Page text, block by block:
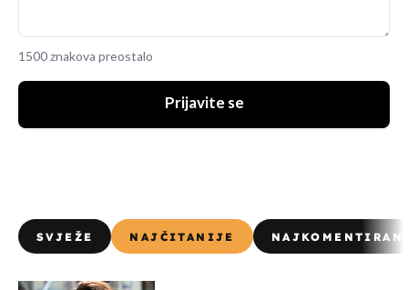
1500 znakova preostalo
Prijavite se
SVJEŽE NAJČITANIJE